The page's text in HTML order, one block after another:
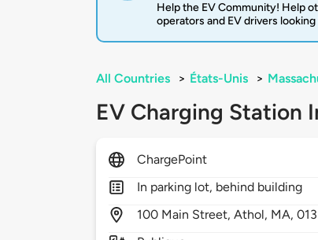
Help the EV Community! Help
operators and EV drivers
All Countries > États-Unis >
EV Charging Station
ChargePoint
In parking lot, behind building
100 Main Street,Athol, MA,